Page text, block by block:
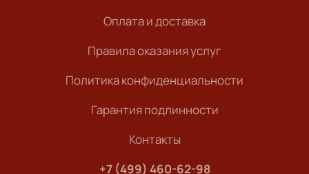
Оплата и доставка
Правила оказания услуг
Политика конфиденциальности
Гарантия подлинности
Контакты
+7 (499) 460-62-98